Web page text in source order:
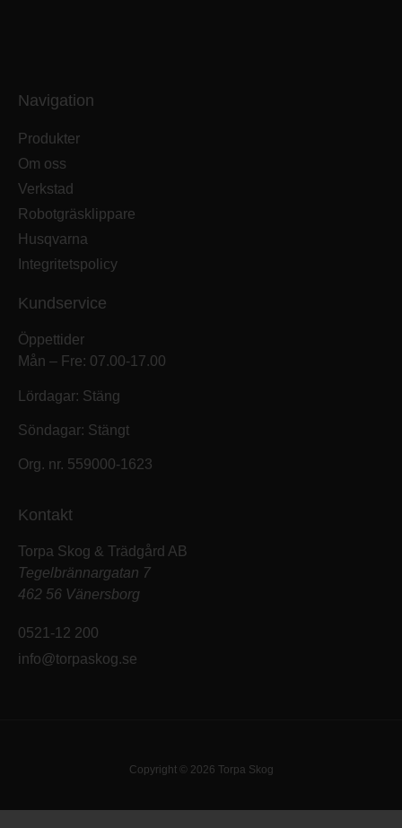
Navigation
Produkter
Om oss
Verkstad
Robotgräsklippare
Husqvarna
Integritetspolicy
Kundservice
Öppettider
Mån – Fre: 07.00-17.00
Lördagar: Stäng
Söndagar: Stängt
Org. nr. 559000-1623
Kontakt
Torpa Skog & Trädgård AB
Tegelbrännargatan 7
462 56 Vänersborg
0521-12 200
info@torpaskog.se
Copyright © 2026 Torpa Skog